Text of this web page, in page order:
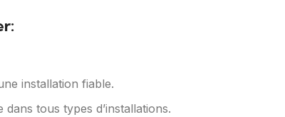
installation fiable.
tous types d’installations.